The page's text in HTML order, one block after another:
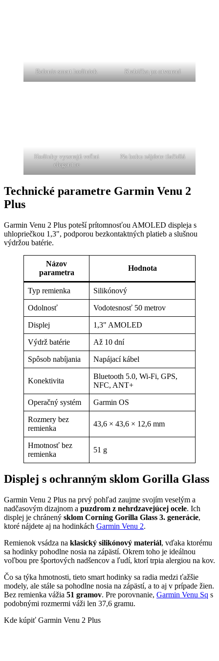
Balenie smart hodiniek Krabička po otvorení
Hodinky vyzerajú veľmi
elegantne
Na boku nájdete tlačidlá
Technické parametre Garmin Venu 2
Plus
Garmin Venu 2 Plus poteší prítomnosťou AMOLED displeja s
uhlopriečkou 1,3", podporou bezkontaktných platieb a slušnou
výdržou batérie.
Názov
parametra
Hodnota
Typ remienka Silikónový
Odolnosť Vodotesnosť 50 metrov
Displej 1,3" AMOLED
Výdrž batérie Až 10 dní
Spôsob nabíjania Napájací kábel
Konektivita
Bluetooth 5.0, Wi-Fi, GPS,
NFC, ANT+
Operačný systém Garmin OS
Rozmery bez
remienka
43,6 × 43,6 × 12,6 mm
Hmotnosť bez
remienka
51 g
Displej s ochranným sklom Gorilla Glass
Garmin Venu 2 Plus na prvý pohľad zaujme svojím veselým a
nadčasovým dizajnom a puzdrom z nehrdzavejúcej ocele. Ich
displej je chránený sklom Corning Gorilla Glass 3. generácie,
ktoré nájdete aj na hodinkách Garmin Venu 2.
Remienok vsádza na klasický silikónový materiál, vďaka ktorému
sa hodinky pohodlne nosia na zápästí. Okrem toho je ideálnou
voľbou pre športových nadšencov a ľudí, ktorí trpia alergiou na kov.
Čo sa týka hmotnosti, tieto smart hodinky sa radia medzi ťažšie
modely, ale stále sa pohodlne nosia na zápästí, a to aj v prípade žien.
Bez remienka vážia 51 gramov. Pre porovnanie, Garmin Venu Sq s
podobnými rozmermi váži len 37,6 gramu.
Kde kúpiť Garmin Venu 2 Plus